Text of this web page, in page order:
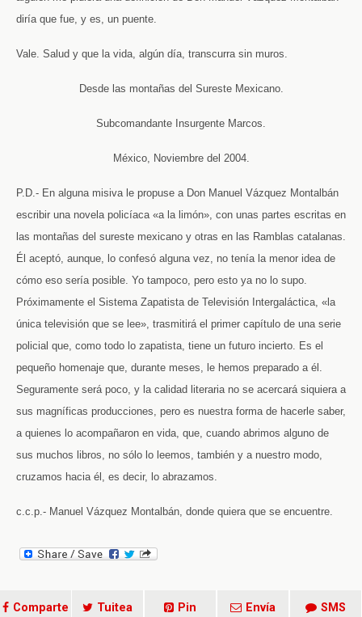
diría que fue, y es, un puente.
Vale. Salud y que la vida, algún día, transcurra sin muros.
Desde las montañas del Sureste Mexicano.
Subcomandante Insurgente Marcos.
México, Noviembre del 2004.
P.D.- En alguna misiva le propuse a Don Manuel Vázquez Montalbán
escribir una novela policíaca «a la limón», con unas partes escritas en
las montañas del sureste mexicano y otras en las Ramblas catalanas.
Él aceptó, aunque, lo confesó alguna vez, no tenía la menor idea de
cómo eso sería posible. Yo tampoco, pero esto ya no lo supo.
Próximamente el Sistema Zapatista de Televisión Intergaláctica, «la
única televisión que se lee», trasmitirá el primer capítulo de una serie
policial que, como todo lo zapatista, tiene un futuro incierto. Es el
pequeño homenaje que, durante meses, le hemos preparado a él.
Seguramente será poco, y la calidad literaria no se acercará siquiera a
sus magníficas producciones, pero es nuestra forma de hacerle saber,
a quienes lo acompañaron en vida, que, cuando abrimos alguno de
sus muchos libros, no sólo lo leemos, también y a nuestro modo,
cruzamos hacia él, es decir, lo abrazamos.
c.c.p.- Manuel Vázquez Montalbán, donde quiera que se encuentre.
Comparte Tuitea Pin Envía SMS